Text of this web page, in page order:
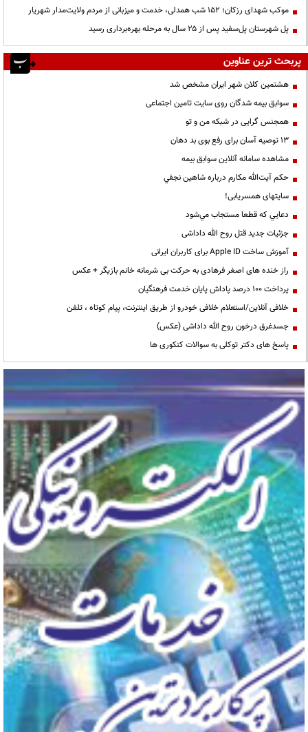
موکب شهدای رزکان؛ ۱۵۲ شب همدلی، خدمت و میزبانی از مردم ولایت‌مدار شهریار
پل شهرستان پل‌سفید پس از ۲۵ سال به مرحله بهره‌برداری رسید
پربحث ترین عناوین
هشتمین کلان شهر ایران مشخص شد
سوابق بیمه شدگان روی سایت تامین اجتماعی
همجنس گرایی در شبکه من و تو
13 توصیه آسان برای رفع بوی بد دهان
مشاهده سامانه آنلاين سوابق بیمه
حكم آيت‌الله مكارم درباره شاهين نجفي
سایتهای همسریابی!
دعايي كه قطعا مستجاب مي‌شود
جزئیات جدید قتل روح الله داداشی
آموزش ساخت Apple ID برای کاربران ایرانی
راز خنده های اصغر فرهادی به حرکت بی شرمانه خانم بازیگر + عکس
پرداخت ۱۰۰ درصد پاداش پایان خدمت فرهنگیان
خلافی آنلاین/استعلام خلافی خودرو از طریق اینترنت، پیام کوتاه ، تلفن
جسدغرق درخون روح الله داداشی (عکس)
پاسخ های دکتر توکلی به سوالات کنکوری ها